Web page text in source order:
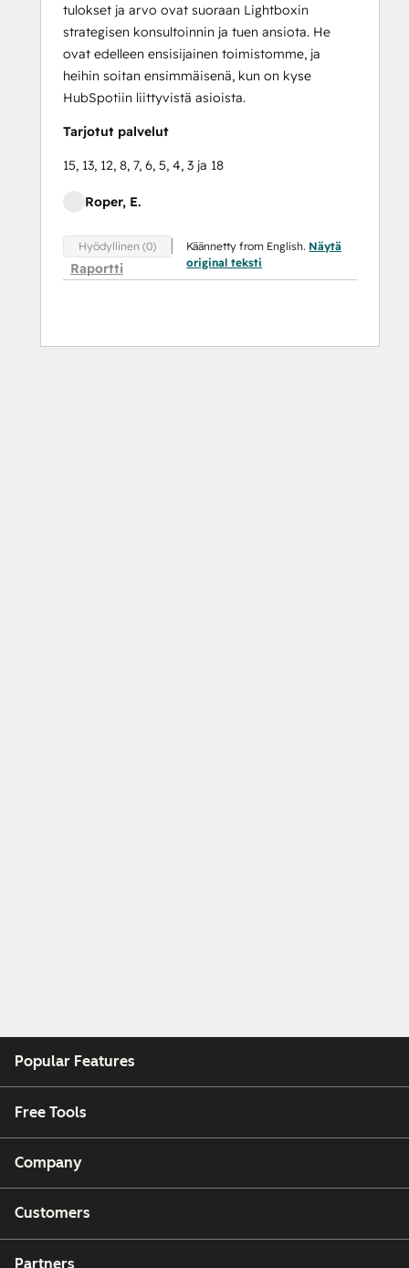
tulokset ja arvo ovat suoraan Lightboxin
strategisen konsultoinnin ja tuen ansiota. He
ovat edelleen ensisijainen toimistomme, ja
heihin soitan ensimmäisenä, kun on kyse
HubSpotiin liittyvistä asioista.
Tarjotut palvelut
15, 13, 12, 8, 7, 6, 5, 4, 3 ja 18
Roper, E.
Hyödyllinen (0)
Raportti
Käännetty from English. Näytä
original teksti
Popular Features
Free Tools
Company
Customers
Partners